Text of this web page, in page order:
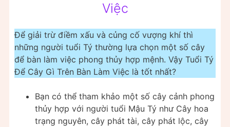
Việc
Để giải trừ điềm xấu và củng cố vượng khí thì
những người tuổi Tý thường lựa chọn một số cây
để bàn làm việc phong thủy hợp mệnh. Vậy Tuổi Tý
Để Cây Gì Trên Bàn Làm Việc là tốt nhất?
Bạn có thể tham khảo một số cây cảnh phong
thủy hợp với người tuổi Mậu Tý như Cây hoa
trạng nguyên, cây phát tài, cây phát lộc, cây